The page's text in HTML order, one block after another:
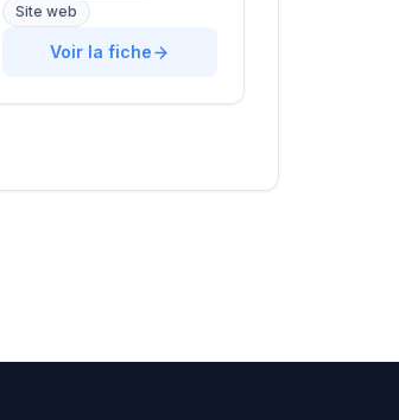
la direction de BONNEAU. La
excellente réputation client
5 étoiles sur Google,
candidats.
Site web
Voir la fiche